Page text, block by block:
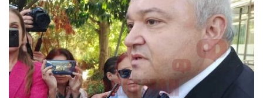
Иван
Колев,
email:
office@flagman.bg
Коментарите
под
статиите